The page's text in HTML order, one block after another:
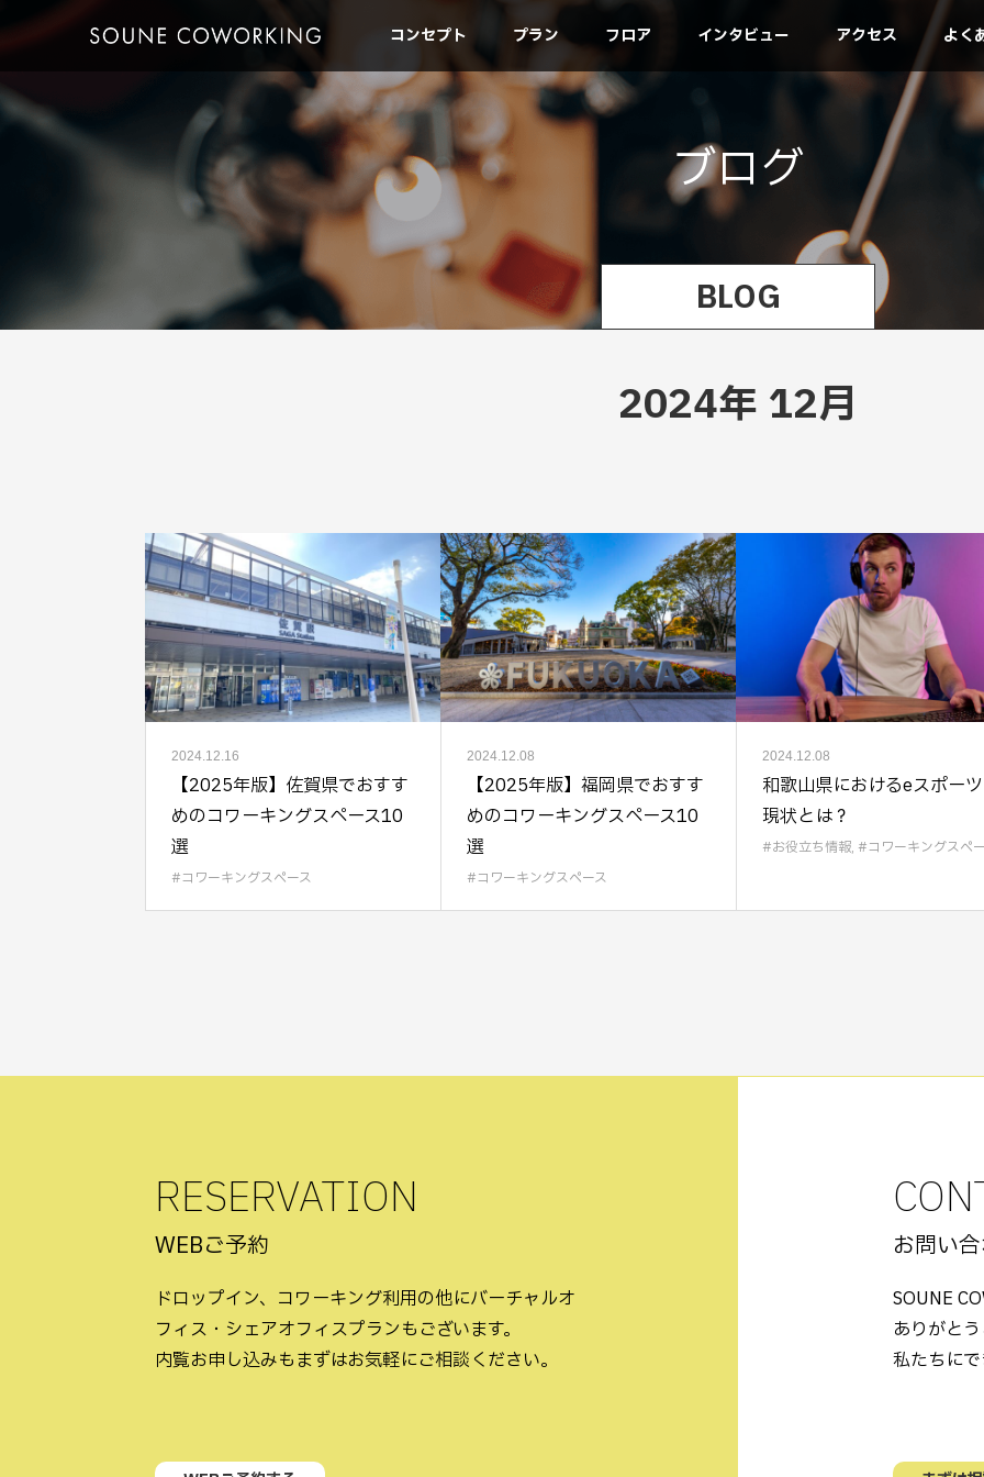
コンセプト プラン フロア インタビュー アクセス よく
BLOG
ブログ
2024年 12月
2024.12.16
【2025年版】佐賀県でおすす
めのコワーキングスペース10
選
コワーキングスペース
2024.12.08
【2025年版】福岡県でおすす
めのコワーキングスペース10
選
コワーキングスペース
2024.12.08
和歌山県におけるeスポー
現状とは？
お役立ち情報, コワーキングスペ
RESERVATION
WEBご予約
ドロップイン、コワーキング利用の他にバーチャルオ
フィス・シェアオフィスプランもございます。
内覧お申し込みもまずはお気軽にご相談ください。
お問い
SOUNE
ありがと
私たちに